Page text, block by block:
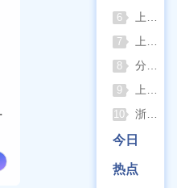
6 上海仪电吸光光度法和荧光分析法的异同
7 上海佑科GC-7860系列网络化气相色谱仪
8 分清生物安全柜与洁净工作台 苏州安泰科普两类设备差异
9 上海申安灭菌器外排、内排与干燥功能全解析
10 浙江孚夏：打造合规可靠的实验室洁净装备
今日
热点